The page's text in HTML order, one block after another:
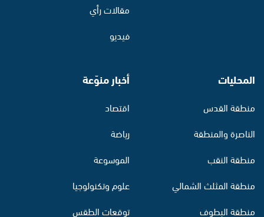
مقالات رأي
فيديو
المحليات
منطقة القدس
الناصرة والمنطقة
منطقة النقب
منطقة المثلث الشمالي
منطقة البطوف
أخبار منوّعة
اقتصاد
رياضة
الموسوعة
علوم وتكنولوجيا
توقعات الطقس